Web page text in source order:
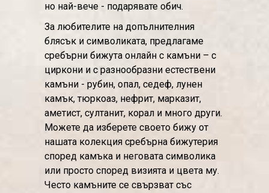
но най-вече - подарявате обич.
За любителите на допълнителния
блясък и символиката, предлагаме
сребърни бижута онлайн с камъни – с
циркони и с разнообразни естествени
камъни - рубин, опал, седеф, лунен
камък, тюркоаз, нефрит, марказит,
аметист, султанит, корал и много други.
Можете да изберете своето бижу от
нашата колекция сребърна бижутерия
според камъка и неговата символика
или просто според визията и цвета му.
Често камъните се свързват със